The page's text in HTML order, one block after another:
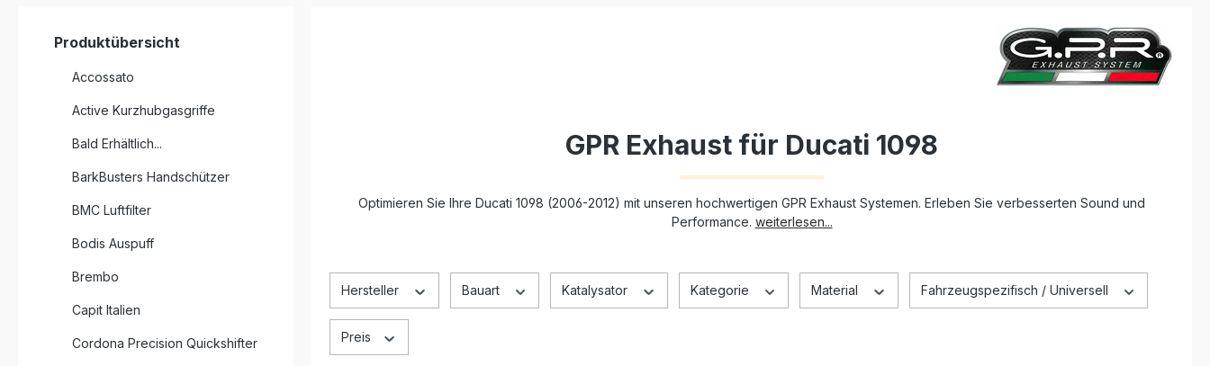
Produktübersicht
Accossato
Active Kurzhubgasgriffe
Bald Erhältlich...
BarkBusters Handschützer
BMC Luftfilter
Bodis Auspuff
Brembo
Capit Italien
Cordona Precision Quickshifter
GPR Exhaust für Ducati 1098
Optimieren Sie Ihre Ducati 1098 (2006-2012) mit unseren hochwertigen GPR Exhaust Systemen. Erleben Sie verbesserten Sound und
Performance. weiterlesen...
Hersteller Bauart Katalysator Kategorie Material Fahrzeugspezifisch / Universell
Preis